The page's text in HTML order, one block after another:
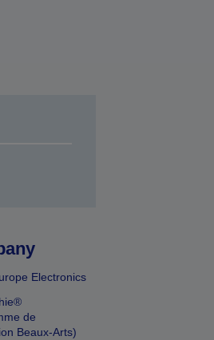
Electronics
de
Beaux-Arts)